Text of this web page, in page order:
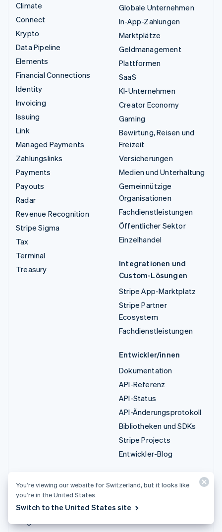
Climate
Connect
Krypto
Data Pipeline
Elements
Financial Connections
Identity
Invoicing
Issuing
Link
Managed Payments
Zahlungslinks
Payments
Payouts
Radar
Revenue Recognition
Stripe Sigma
Tax
Terminal
Treasury
Globale Unternehmen
In-App-Zahlungen
Marktplätze
Geldmanagement
Plattformen
SaaS
KI-Unternehmen
Creator Economy
Gaming
Bewirtung, Reisen und
Freizeit
Versicherungen
Medien und Unterhaltung
Gemeinnützige
Organisationen
Fachdienstleistungen
Öffentlicher Sektor
Einzelhandel
Integrationen und
Custom-Lösungen
Stripe App-Marktplatz
Stripe Partner
Ecosystem
Fachdienstleistungen
Entwickler/innen
Dokumentation
API-Referenz
API-Status
API-Änderungsprotokoll
Bibliotheken und SDKs
Stripe Projects
Entwickler-Blog
Leitfäden
Kundenstories
Karriere
You’re viewing our website for Switzerland, but it looks like
you’re in the United States.
Switch to the United States site